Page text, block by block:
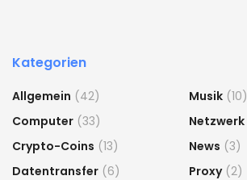
Kategorien
Allgemein (42)
Computer (33)
Crypto-Coins (13)
Datentransfer (6)
Musik (10)
Netzwerk
News (3)
Proxy(2)